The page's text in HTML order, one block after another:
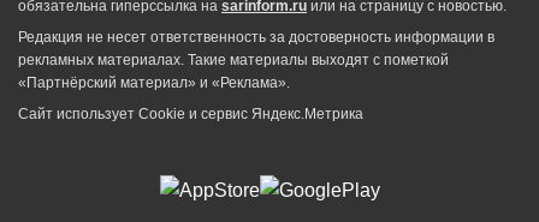
обязательна гиперссылка на sarinform.ru или на страницу с новостью.
Редакция не несет ответственность за достоверность информации в
рекламных материалах. Такие материалы выходят с пометкой
«Партнёрский материал» и «Реклама».
Сайт использует Cookie и сервиc Яндекс.Метрика